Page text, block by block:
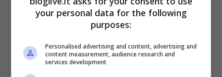
your personal data for the following
purposes:
Personalised advertising and content, advertising and
content measurement, audience research and
services development